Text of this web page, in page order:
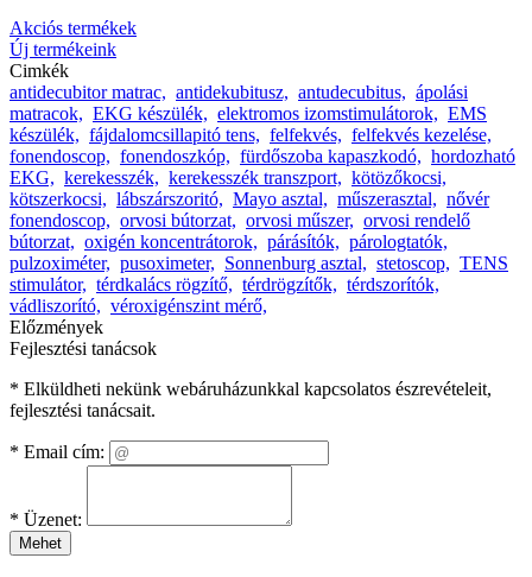
Akciós termékek
Új termékeink
Cimkék
antidecubitor matrac, antidekubitusz, antudecubitus, ápolási
matracok, EKG készülék, elektromos izomstimulátorok, EMS
készülék, fájdalomcsillapitó tens, felfekvés, felfekvés kezelése,
fonendoscop, fonendoszkóp, fürdőszoba kapaszkodó, hordozható
EKG, kerekesszék, kerekesszék transzport, kötözőkocsi,
kötszerkocsi, lábszárszoritó, Mayo asztal, műszerasztal, nővér
fonendoscop, orvosi bútorzat, orvosi műszer, orvosi rendelő
bútorzat, oxigén koncentrátorok, párásítók, párologtatók,
pulzoximéter, pusoximeter, Sonnenburg asztal, stetoscop, TENS
stimulátor, térdkalács rögzítő, térdrögzítők, térdszorítók,
vádliszorító, véroxigénszint mérő,
Előzmények
Fejlesztési tanácsok
* Elküldheti nekünk webáruházunkkal kapcsolatos észrevételeit,
fejlesztési tanácsait.
* Email cím:
* Üzenet:
Mehet